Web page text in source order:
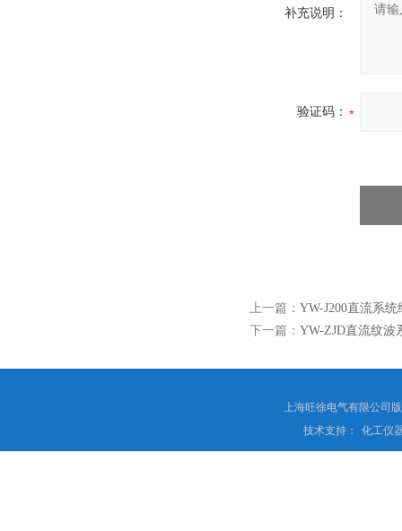
补充说明：
验证码：
上一篇： YW-J200直流系
下一篇： YW-ZJD直流纹波
上海旺徐电气有限公司
技术支持：
化工仪